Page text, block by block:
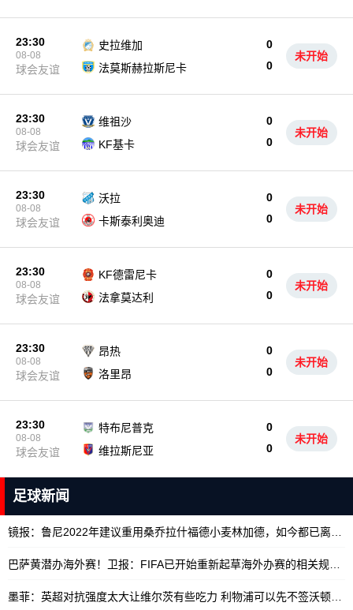
23:30
08-08
球会友谊
史拉维加
0
0
法莫斯赫拉斯尼卡
未开始
23:30
08-08
球会友谊
维祖沙
0
0
KF基卡
未开始
23:30
08-08
球会友谊
沃拉
0
0
卡斯泰利奥迪
未开始
23:30
08-08
球会友谊
KF德雷尼卡
0
0
法拿莫达利
未开始
23:30
08-08
球会友谊
昂热
0
0
洛里昂
未开始
23:30
08-08
球会友谊
特布尼普克
0
0
维拉斯尼亚
未开始
足球新闻